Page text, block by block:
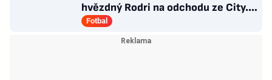
hvězdný Rodri na odchodu ze City.
Do Realu ale nejspíš nejde
Fotbal